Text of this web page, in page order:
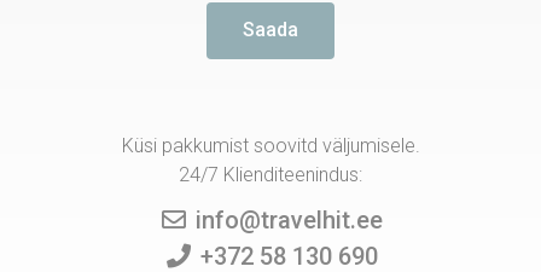
Saada
Küsi pakkumist soovitd väljumisele.
24/7 Klienditeenindus:
info@travelhit.ee
+372 58 130 690